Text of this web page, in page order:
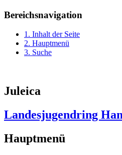
Bereichsnavigation
1. Inhalt der Seite
2. Hauptmenü
3. Suche
Juleica
Landesjugendring
Hauptmenü